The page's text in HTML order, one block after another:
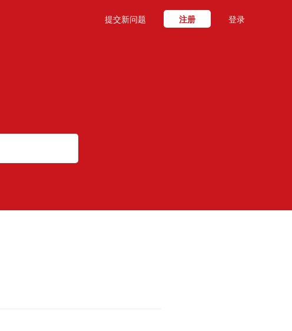
提交新问题 注册 登录